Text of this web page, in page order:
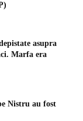
asupra
Marfa era
Nistru au fost